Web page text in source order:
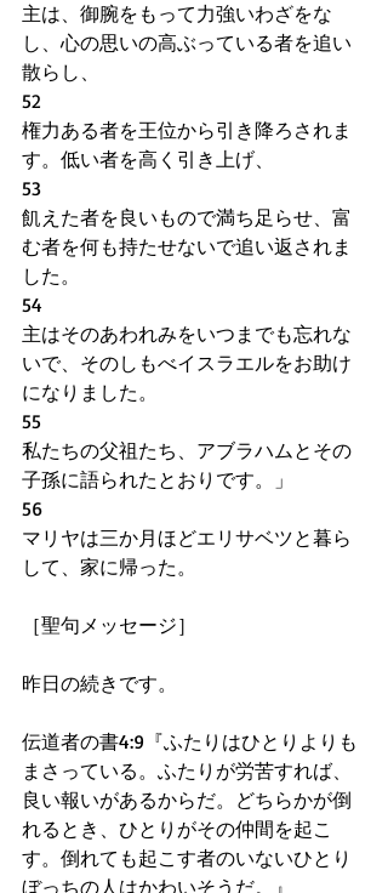
主は、御腕をもって力強いわざをな
し、心の思いの高ぶっている者を追い
散らし、
52
権力ある者を王位から引き降ろされま
す。低い者を高く引き上げ、
53
飢えた者を良いもので満ち足らせ、富
む者を何も持たせないで追い返されま
した。
54
主はそのあわれみをいつまでも忘れな
いで、そのしもべイスラエルをお助け
になりました。
55
私たちの父祖たち、アブラハムとその
子孫に語られたとおりです。」
56
マリヤは三か月ほどエリサベツと暮ら
して、家に帰った。
［聖句メッセージ］
昨日の続きです。
伝道者の書4:9『ふたりはひとりよりも
まさっている。ふたりが労苦すれば、
良い報いがあるからだ。どちらかが倒
れるとき、ひとりがその仲間を起こ
す。倒れても起こす者のいないひとり
ぼっちの人はかわいそうだ。』